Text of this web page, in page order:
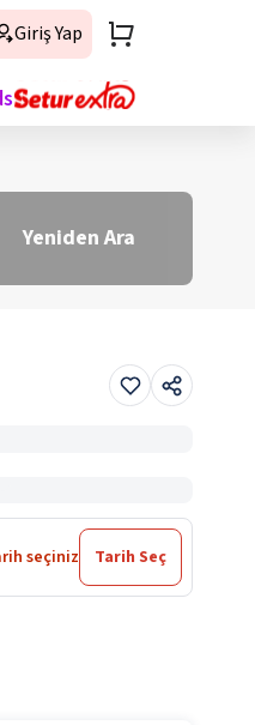
Giriş Yap
Yeniden Ara
seçiniz Tarih Seç